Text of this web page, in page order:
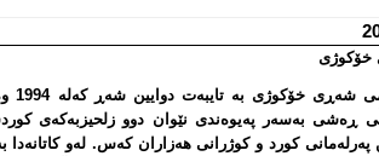
خۆكوژی
ڕه‌شی به‌سه‌ر په‌یوه‌ندی نێوان دوو زلحیزبه‌كه‌ی
په‌رله‌مانی كورد و كوژرانی هه‌زاران كه‌س. له‌و